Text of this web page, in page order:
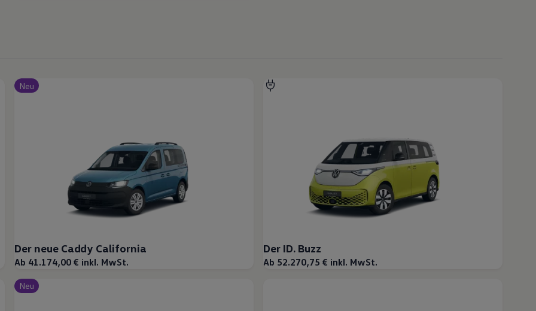
Neu
Der neue Caddy California
Ab 41.174,00 € inkl. MwSt.
Der ID. Buzz
Ab 52.270,75 € inkl. MwSt.
Neu